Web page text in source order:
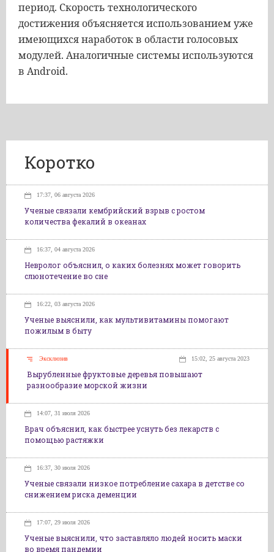
период. Скорость технологического
достижения объясняется использованием уже
имеющихся наработок в области голосовых
модулей. Аналогичные системы используются
в Android.
Коротко
17:37, 06 августа 2026
Ученые связали кембрийский взрыв с ростом
количества фекалий в океанах
16:37, 04 августа 2026
Невролог объяснил, о каких болезнях может говорить
слюнотечение во сне
16:22, 03 августа 2026
Ученые выяснили, как мультивитамины помогают
пожилым в быту
Эксклюзив 15:02, 25 августа 2023
Вырубленные фруктовые деревья повышают
разнообразие морской жизни
14:07, 31 июля 2026
Врач объяснил, как быстрее уснуть без лекарств с
помощью растяжки
16:37, 30 июля 2026
Ученые связали низкое потребление сахара в детстве со
снижением риска деменции
17:07, 29 июля 2026
Ученые выяснили, что заставляло людей носить маски
во время пандемии